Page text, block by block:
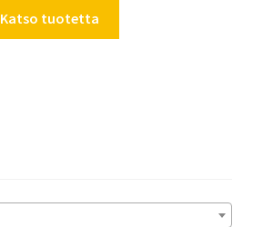
Katso tuotetta